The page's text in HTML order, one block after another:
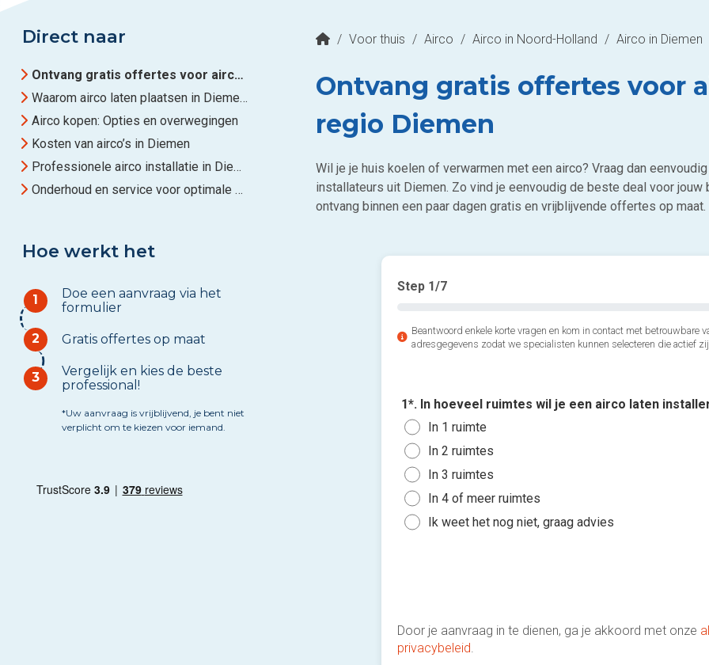
Direct naar
Ontvang gratis offertes voor airco-installateurs in regio Diemen
Waarom airco laten plaatsen in Diemen?
Airco kopen: Opties en overwegingen
Kosten van airco’s in Diemen
Professionele airco installatie in Diemen
Onderhoud en service voor optimale prestaties
Hoe werkt het
1
Doe een aanvraag via het
formulier
2 Gratis offertes op maat
3
Vergelijk en kies de beste
professional!
*Uw aanvraag is vrijblijvend, je bent niet
verplicht om te kiezen voor iemand.
/ Voor thuis / Airco / Airco in Noord-Holland / Airco in Diemen
Ontvang gratis offertes voor
regio Diemen
Wil je je huis koelen of verwarmen met een airco? Vraag dan
installateurs uit Diemen. Zo vind je eenvoudig de beste deal voor
ontvang binnen een paar dagen gratis en vrijblijvende offertes op maat.
Step 1/7
Beantwoord enkele korte vragen en kom in contact met betrouwbare
adresgegevens zodat we specialisten kunnen selecteren die actief
1*. In hoeveel ruimtes wil je een airco laten
In 1 ruimte
In 2 ruimtes
In 3 ruimtes
In 4 of meer ruimtes
Ik weet het nog niet, graag advies
Door je aanvraag in te dienen, ga je akkoord met onze
privacybeleid.